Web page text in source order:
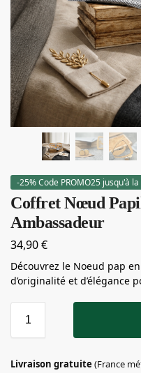
-25% Code PROMO25 jusqu'à
Coffret Nœud
Ambassadeur
34,90€
Découvrez le Noeud pap
d’originalité et d’élégance
Livraison gratuite (France